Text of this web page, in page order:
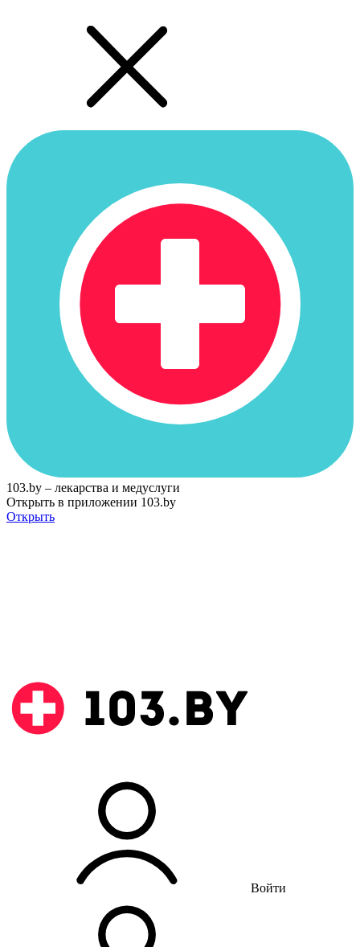
103.by – лекарства и медуслуги
Открыть в приложении 103.by
Открыть
Войти